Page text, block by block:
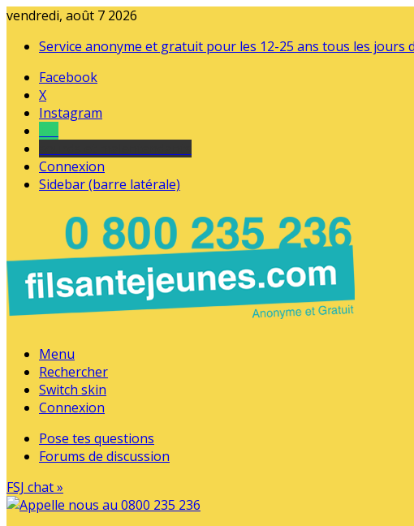
vendredi, août 7 2026
Service anonyme et gratuit pour les 12-25 ans tous les jours
Facebook
X
Instagram
Connexion
Sidebar (barre latérale)
Menu
Rechercher
Switch skin
Connexion
Pose tes questions
Forums de discussion
FSJ chat »